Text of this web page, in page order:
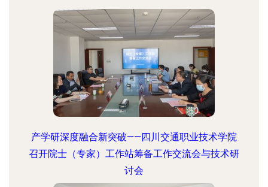
产学研深度融合新突破——四川交通职业技术学院
召开院士（专家）工作站筹备工作交流会与技术研
讨会